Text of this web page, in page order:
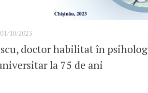
01/10/2023
doctor habilitat în
la 75 de ani